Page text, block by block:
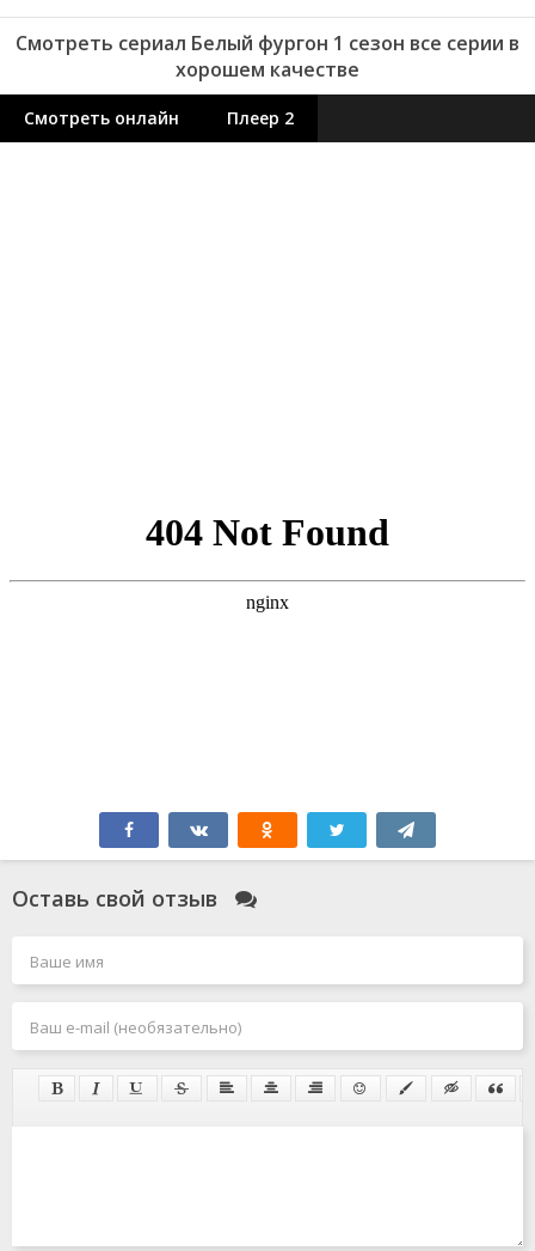
Смотреть сериал Белый фургон 1 сезон все серии в
хорошем качестве
Смотреть онлайн Плеер 2
Оставь свой отзыв